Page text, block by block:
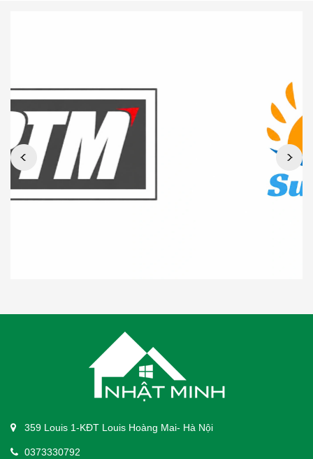
359 Louis 1-KĐT Louis Hoàng Mai- Hà Nội
0373330792